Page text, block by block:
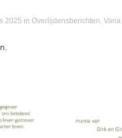
2025 in Overlijdensberichten, Varia